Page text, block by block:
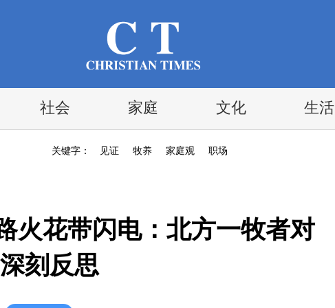
社会 家庭 文化 生活
关键字： 见证 牧养 家庭观 职场
火花带闪电：北方一牧者对
刻反思